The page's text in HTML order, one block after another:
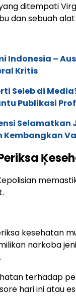
ditempati
dan sebuah alat
Indonesia –
Kritis
Seleb di
Publikasi
kesehatan
narkoba
terhadap
hari ini atau